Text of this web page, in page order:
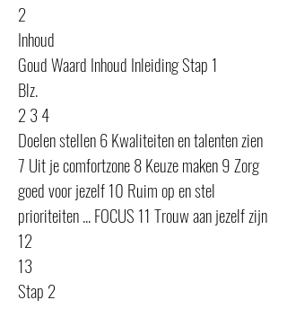
2
Inhoud
Goud Waard Inhoud Inleiding Stap 1
Blz.
2 3 4
Doelen stellen 6 Kwaliteiten en talenten zien
7 Uit je comfortzone 8 Keuze maken 9 Zorg
goed voor jezelf 10 Ruim op en stel
prioriteiten ... FOCUS 11 Trouw aan jezelf zijn
12
13
Stap 2